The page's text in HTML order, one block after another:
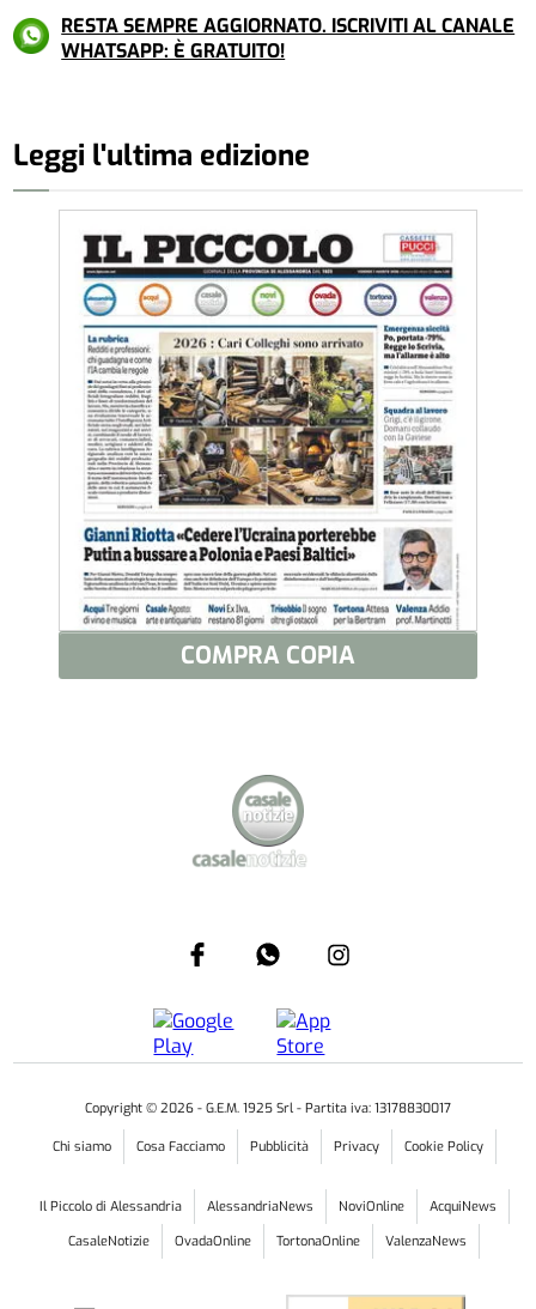
RESTA SEMPRE AGGIORNATO. ISCRIVITI AL CANALE
WHATSAPP: È GRATUITO!
Leggi l'ultima edizione
COMPRA COPIA
Copyright © 2026 - G.E.M. 1925 Srl - Partita iva: 13178830017
Chi siamo Cosa Facciamo Pubblicità Privacy Cookie Policy
Il Piccolo di Alessandria AlessandriaNews NoviOnline
AcquiNews
CasaleNotizie
OvadaOnline TortonaOnline ValenzaNews